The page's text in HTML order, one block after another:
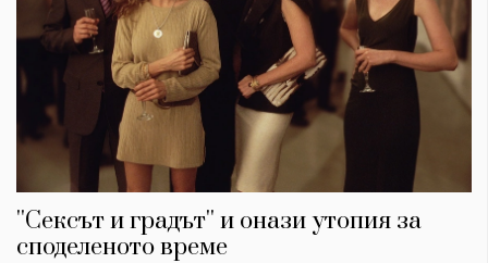
''Сексът и градът'' и онази утопия за
споделеното време